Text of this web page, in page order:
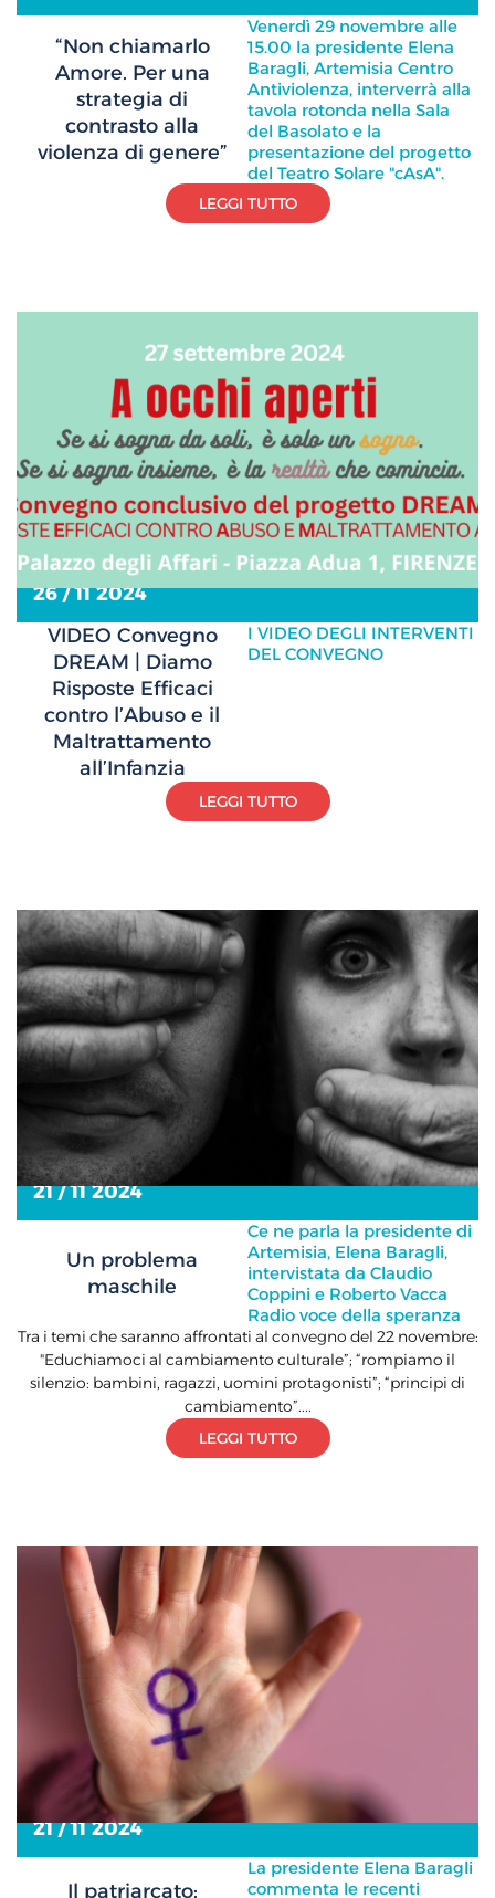
“Non chiamarlo
Amore. Per una
strategia di
contrasto alla
violenza di genere”
Venerdì 29 novembre alle
15.00 la presidente Elena
Baragli, Artemisia Centro
Antiviolenza, interverrà alla
tavola rotonda nella Sala
del Basolato e la
presentazione del progetto
del Teatro Solare "cAsA".
LEGGI TUTTO
VIDEO Convegno
DREAM | Diamo
Risposte Efficaci
contro l’Abuso e il
Maltrattamento
all’Infanzia
I VIDEO DEGLI INTERVENTI
DEL CONVEGNO
26 / 11 2024
LEGGI TUTTO
Un problema
maschile
Ce ne parla la presidente di
Artemisia, Elena Baragli,
intervistata da Claudio
Coppini e Roberto Vacca
Radio voce della speranza
21 / 11 2024
Tra i temi che saranno affrontati al convegno del 22 novembre:
"Educhiamoci al cambiamento culturale”; “rompiamo il
silenzio: bambini, ragazzi, uomini protagonisti”; “principi di
cambiamento”....
LEGGI TUTTO
Il patriarcato:
La presidente Elena Baragli
commenta le recenti
21 / 11 2024